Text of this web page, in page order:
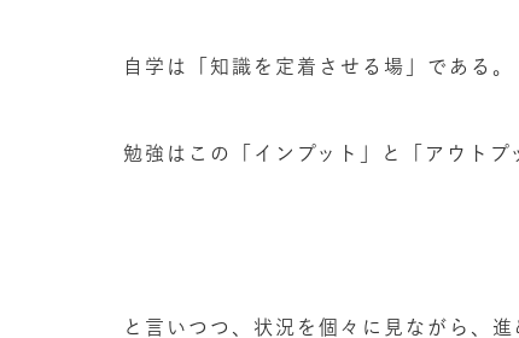
自学は「知識を定着させる場」である。
勉強はこの「インプット」と「アウトプ
と言いつつ、状況を個々に見ながら、